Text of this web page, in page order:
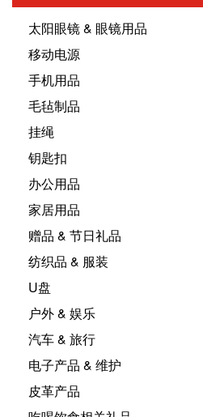
太阳眼镜 & 眼镜用品
移动电源
手机用品
毛毡制品
挂绳
钥匙扣
办公用品
家居用品
赠品 & 节日礼品
纺织品 & 服装
U盘
户外 & 娱乐
汽车 & 旅行
电子产品 & 维护
皮革产品